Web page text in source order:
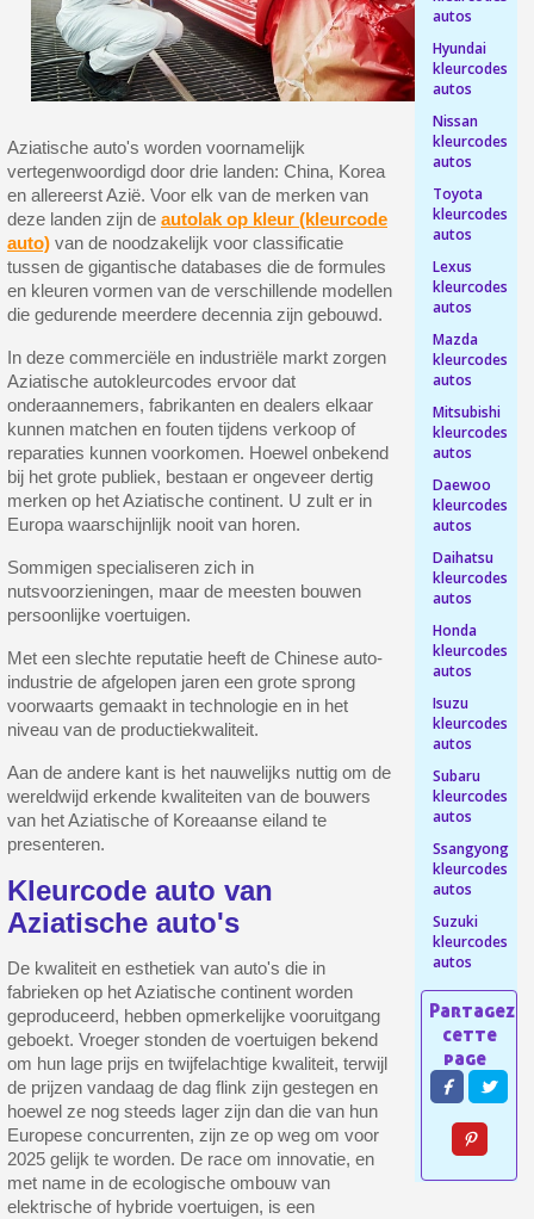
Retourneer producten binnen 14 dagen
5€ korting op de eerste bestelling
10€ shopping voucher voor elke verwijzing
Schrijf je in voor de nieuwsbrief: €5 korting
Levering binnen 48-72 uur in Nederland
Betaling in 4x gratis vanaf een aankoopwaarde van 30€.
Je online offerte in minder dan 1 minuut
Deel je creaties en ontvang shopping vouchers
Verzamel loyaliteitspunten bij elke bestelling
Retourneer producten binnen 14 dagen
5€ korting op de eerste bestelling
10€ shopping voucher voor elke verwijzing
Schrijf je in voor de nieuwsbrief: €5 korting
Betaling in 4x gratis vanaf een aankoopwaarde van 30€.
Deel je creaties en ontvang shopping vouchers
Verzamel loyaliteitspunten bij elke bestelling
Retourneer producten binnen 14 dagen
5€ korting op de eerste bestelling
10€ shopping voucher voor elke verwijzing
Schrijf je in voor de nieuwsbrief: €5 korting
Levering binnen 48-72 uur in Nederland
Aziatische auto's worden voornamelijk
vertegenwoordigd door drie landen: China, Korea
en allereerst Azië. Voor elk van de merken van
deze landen zijn de autolak op kleur (kleurcode
auto)van de noodzakelijk voor classificatie
tussen de gigantische databases die de formules
en kleuren vormen van de verschillende modellen
die gedurende meerdere decennia zijn gebouwd.
In deze commerciële en industriële markt zorgen
Aziatische autokleurcodes ervoor dat
onderaannemers, fabrikanten en dealers elkaar
kunnen matchen en fouten tijdens verkoop of
reparaties kunnen voorkomen. Hoewel onbekend
bij het grote publiek, bestaan ​​er ongeveer dertig
merken op het Aziatische continent. U zult er in
Europa waarschijnlijk nooit van horen.
Sommigen specialiseren zich in
nutsvoorzieningen, maar de meesten bouwen
persoonlijke voertuigen.
Met een slechte reputatie heeft de Chinese auto-
industrie de afgelopen jaren een grote sprong
voorwaarts gemaakt in technologie en in het
niveau van de productiekwaliteit.
Aan de andere kant is het nauwelijks nuttig om de
wereldwijd erkende kwaliteiten van de bouwers
van het Aziatische of Koreaanse eiland te
presenteren.
Kleurcode auto van
Aziatische auto's
De kwaliteit en esthetiek van auto's die in
fabrieken op het Aziatische continent worden
geproduceerd, hebben opmerkelijke vooruitgang
geboekt. Vroeger stonden de voertuigen bekend
om hun lage prijs en twijfelachtige kwaliteit, terwijl
de prijzen vandaag de dag flink zijn gestegen en
hoewel ze nog steeds lager zijn dan die van hun
Europese concurrenten, zijn ze op weg om voor
2025 gelijk te worden. De race om innovatie, en
met name in de ecologische ombouw van
elektrische of hybride voertuigen, is een
autos
Hyundai
kleurcodes
autos
Nissan
kleurcodes
autos
Toyota
kleurcodes
autos
Lexus
kleurcodes
autos
Mazda
kleurcodes
autos
Mitsubishi
kleurcodes
autos
Daewoo
kleurcodes
autos
Daihatsu
kleurcodes
autos
Honda
kleurcodes
autos
Isuzu
kleurcodes
autos
Subaru
kleurcodes
autos
Ssangyong
kleurcodes
autos
Suzuki
kleurcodes
autos